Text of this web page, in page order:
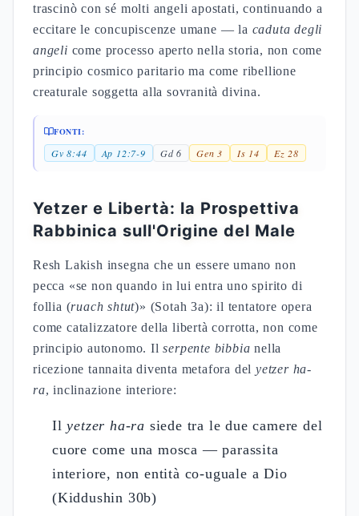
trascinò con sé molti angeli apostati, continuando a
eccitare le concupiscenze umane — la caduta degli
angeli come processo aperto nella storia, non come
principio cosmico paritario ma come ribellione
creaturale soggetta alla sovranità divina.
FONTI:
Gv 8:44 Ap 12:7-9 Gd 6 Gen 3 Is 14 Ez 28
Yetzer e Libertà: la Prospettiva
Rabbinica sull'Origine del Male
Resh Lakish insegna che un essere umano non
pecca «se non quando in lui entra uno spirito di
follia (ruach shtut)» (Sotah 3a): il tentatore opera
come catalizzatore della libertà corrotta, non come
principio autonomo. Ilserpente bibbia nella
ricezione tannaita diventa metafora delyetzer ha-
ra, inclinazione interiore:
Ilyetzer ha-ra siede tra le due camere del
cuore come una mosca — parassita
interiore, non entità co-uguale a Dio
(Kiddushin 30b)